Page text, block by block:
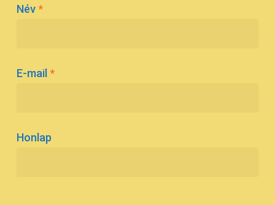
Név *
E-mail *
Honlap